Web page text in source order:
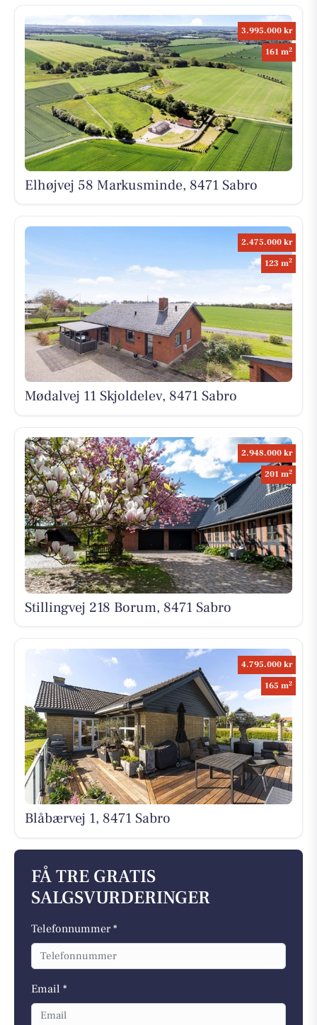
3.995.000 kr
161 m2
Elhøjvej 58 Markusminde, 8471 Sabro
2.475.000 kr
123 m2
Mødalvej 11 Skjoldelev, 8471 Sabro
2.948.000 kr
201 m2
Stillingvej 218 Borum, 8471 Sabro
4.795.000 kr
165 m2
Blåbærvej 1, 8471 Sabro
FÅ TRE GRATIS
SALGSVURDERINGER
Telefonnummer *
Email *